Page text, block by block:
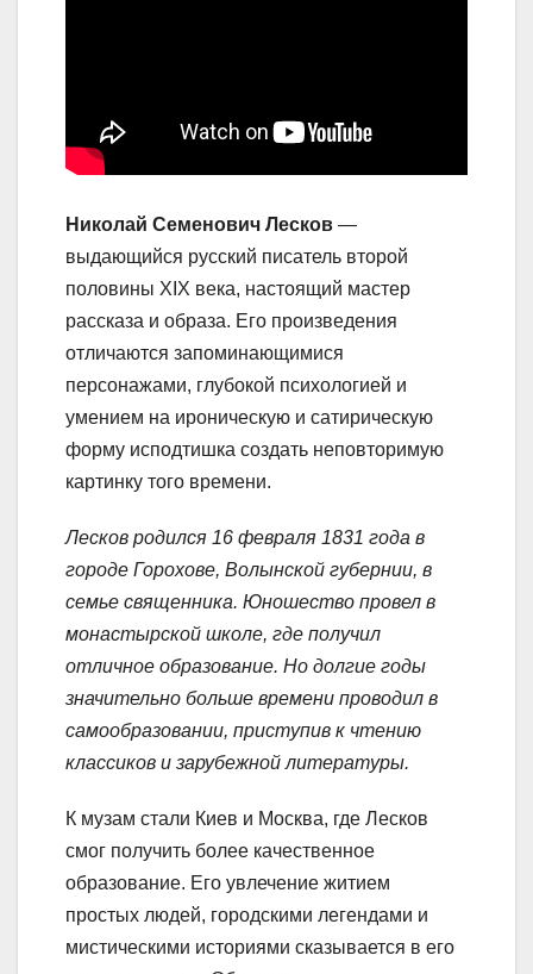
Николай Семенович Лесков —
выдающийся русский писатель второй
половины XIX века, настоящий мастер
рассказа и образа. Его произведения
отличаются запоминающимися
персонажами, глубокой психологией и
умением на ироническую и сатирическую
форму исподтишка создать неповторимую
картинку того времени.
Лесков родился 16 февраля 1831 года в
городе Горохове, Волынской губернии, в
семье священника. Юношество провел в
монастырской школе, где получил
отличное образование. Но долгие годы
значительно больше времени проводил в
самообразовании, приступив к чтению
классиков и зарубежной литературы.
К музам стали Киев и Москва, где Лесков
смог получить более качественное
образование. Его увлечение житием
простых людей, городскими легендами и
мистическими историями сказывается в его